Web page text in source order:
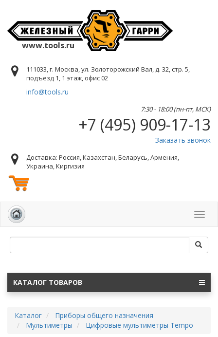
www.tools.ru
111033, г. Москва, ул. Золоторожский Вал, д. 32, стр. 5,
подъезд 1, 1 этаж, офис 02
info@tools.ru
7:30 - 18:00 (пн-пт, МСК)
+7 (495) 909-17-13
Заказать звонок
Доставка: Россия, Казахстан, Беларусь, Армения,
Украина, Киргизия
КАТАЛОГ ТОВАРОВ
Каталог
Приборы общего назначения
Мультиметры
Цифровые мультиметры Tempo